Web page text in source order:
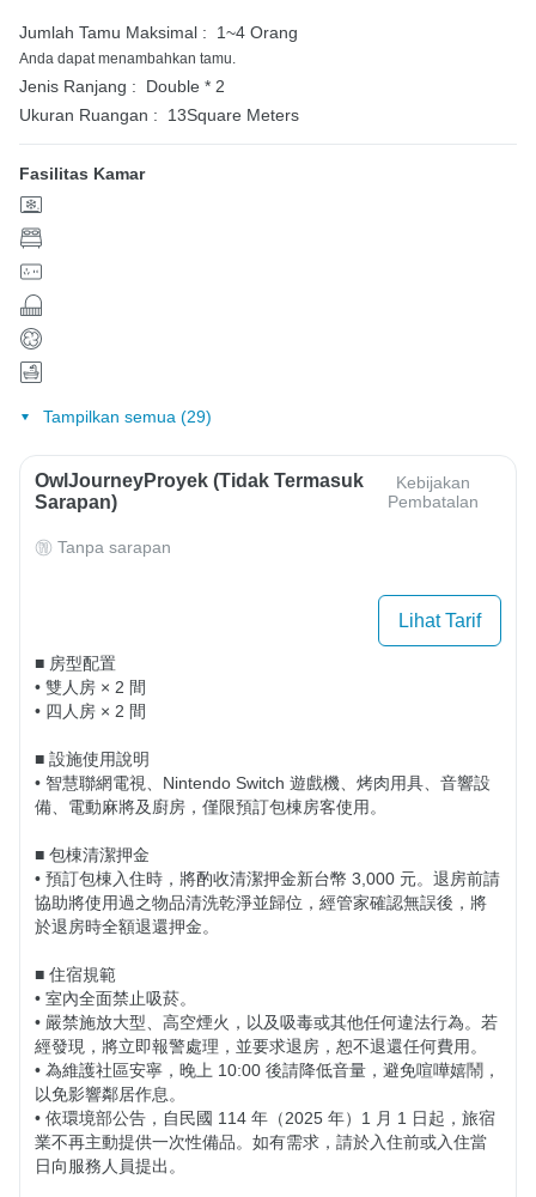
Jumlah Tamu Maksimal : 1~4 Orang
Anda dapat menambahkan tamu.
Jenis Ranjang :
Double * 2
Ukuran Ruangan :
13Square Meters
Fasilitas Kamar
Tampilkan semua (29)
OwlJourneyProyek (Tidak Termasuk
Sarapan)
Kebijakan
Pembatalan
Tanpa sarapan
Lihat Tarif
■ 房型配置
• 雙人房 × 2 間
• 四人房 × 2 間
■ 設施使用說明
• 智慧聯網電視、Nintendo Switch 遊戲機、烤肉用具、音響設
備、電動麻將及廚房，僅限預訂包棟房客使用。
■ 包棟清潔押金
• 預訂包棟入住時，將酌收清潔押金新台幣 3,000 元。退房前請
協助將使用過之物品清洗乾淨並歸位，經管家確認無誤後，將
於退房時全額退還押金。
■ 住宿規範
• 室內全面禁止吸菸。
• 嚴禁施放大型、高空煙火，以及吸毒或其他任何違法行為。若
經發現，將立即報警處理，並要求退房，恕不退還任何費用。
• 為維護社區安寧，晚上 10:00 後請降低音量，避免喧嘩嬉鬧，
以免影響鄰居作息。
• 依環境部公告，自民國 114 年（2025 年）1 月 1 日起，旅宿
業不再主動提供一次性備品。如有需求，請於入住前或入住當
日向服務人員提出。